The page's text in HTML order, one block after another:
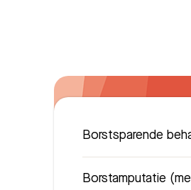
Borstsparende
Borstamputatie